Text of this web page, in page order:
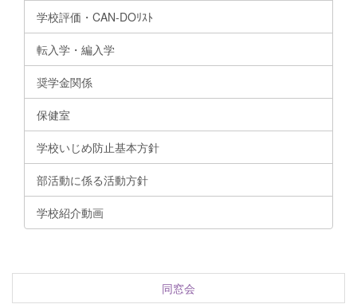
学校評価・CAN-DOﾘｽﾄ
転入学・編入学
奨学金関係
保健室
学校いじめ防止基本方針
部活動に係る活動方針
学校紹介動画
同窓会